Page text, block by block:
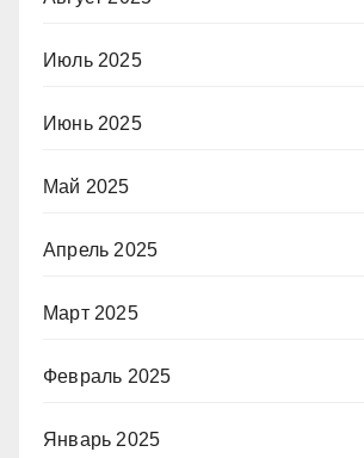
Июль 2025
Июнь 2025
Май 2025
Апрель 2025
Март 2025
Февраль 2025
Январь 2025